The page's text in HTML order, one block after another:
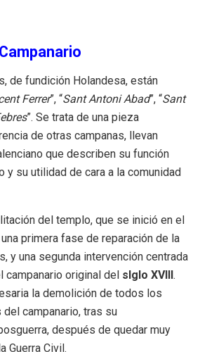
de fundición Holandesa, están
Ferrer”, “Sant Antoni Abad”, “Sant
”. Se trata de una pieza
de otras campanas, llevan
que describen su función
y su utilidad de cara a la comunidad
del templo, que se inició en el
primera fase de reparación de la
y una segunda intervención centrada
campanario original del slglo XVIII.
la demolición de todos los
campanario, tras su
después de quedar muy
Guerra Civil.